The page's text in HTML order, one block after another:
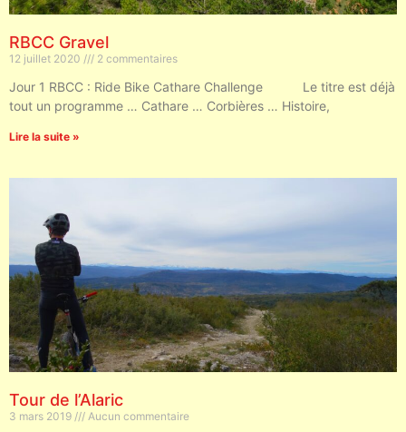
RBCC Gravel
12 juillet 2020 2 commentaires
Jour 1 RBCC : Ride Bike Cathare Challenge Le titre est déjà
tout un programme … Cathare … Corbières … Histoire,
Lire la suite »
Tour de l’Alaric
3 mars 2019 Aucun commentaire